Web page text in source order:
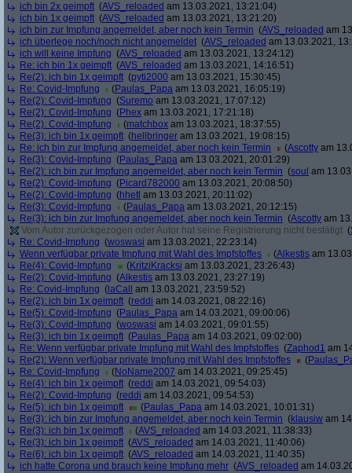
ich bin 2x geimpft (AVS_reloaded am 13.03.2021, 13:21:04)
ich bin 1x geimpft (AVS_reloaded am 13.03.2021, 13:21:20)
ich bin zur Impfung angemeldet, aber noch kein Termin (AVS_reloaded am
ich überlege noch/noch nicht angemeldet (AVS_reloaded am 13.03.2021,
ich will keine Impfung (AVS_reloaded am 13.03.2021, 13:24:12)
Re: ich bin 1x geimpft (AVS_reloaded am 13.03.2021, 14:16:51)
Re(2): ich bin 1x geimpft (pyti2000 am 13.03.2021, 15:30:45)
Re: Covid-Impfung
(Paulas_Papa am 13.03.2021, 16:05:19)
Re(2): Covid-Impfung (Suremo am 13.03.2021, 17:07:12)
Re(2): Covid-Impfung (Phex am 13.03.2021, 17:21:18)
Re(2): Covid-Impfung
(matchbox am 13.03.2021, 18:37:55)
Re(3): ich bin 1x geimpft (hellbringer am 13.03.2021, 19:08:15)
Re: ich bin zur Impfung angemeldet, aber noch kein Termin
(Ascotty am
Re(3): Covid-Impfung (Paulas_Papa am 13.03.2021, 20:01:29)
Re(2): ich bin zur Impfung angemeldet, aber noch kein Termin (soul am
Re(2): Covid-Impfung (Picard782000 am 13.03.2021, 20:08:50)
Re(2): Covid-Impfung (hhetl am 13.03.2021, 20:11:02)
Re(3): Covid-Impfung
(Paulas_Papa am 13.03.2021, 20:12:15)
Re(3): ich bin zur Impfung angemeldet, aber noch kein Termin (Ascotty am
Vom Autor zurückgezogen oder Autor hat seine Registrierung nicht bestätigt (
Re: Covid-Impfung (woswasi am 13.03.2021, 22:23:14)
Wenn verfügbar private Impfung mit Wahl des Impfstoffes
(Alkestis am
Re(4): Covid-Impfung
(KritziKracksi am 13.03.2021, 23:26:43)
Re(2): Covid-Impfung (Alkestis am 13.03.2021, 23:27:19)
Re: Covid-Impfung ( laCall
am 13.03.2021, 23:59:52)
Re(2): ich bin 1x geimpft (reddi am 14.03.2021, 08:22:16)
Re(5): Covid-Impfung (Paulas_Papa am 14.03.2021, 09:00:06)
Re(3): Covid-Impfung (woswasi am 14.03.2021, 09:01:55)
Re(3): ich bin 1x geimpft (Paulas_Papa am 14.03.2021, 09:02:00)
Re: Wenn verfügbar private Impfung mit Wahl des Impfstoffes (Zaphod1 am
Re(2): Wenn verfügbar private Impfung mit Wahl des Impfstoffes
(
Re: Covid-Impfung
(NoName2007 am 14.03.2021, 09:25:45)
Re(4): ich bin 1x geimpft (reddi am 14.03.2021, 09:54:03)
Re(2): Covid-Impfung (reddi am 14.03.2021, 09:54:53)
Re(5): ich bin 1x geimpft
(Paulas_Papa am 14.03.2021, 10:01:31)
Re(3): ich bin zur Impfung angemeldet, aber noch kein Termin (klausiw am
Re(3): ich bin 1x geimpft
(AVS_reloaded am 14.03.2021, 11:38:33)
Re(3): ich bin 1x geimpft (AVS_reloaded am 14.03.2021, 11:40:06)
Re(6): ich bin 1x geimpft (AVS_reloaded am 14.03.2021, 11:40:35)
ich hatte Corona und brauch keine Impfung mehr (AVS_reloaded am